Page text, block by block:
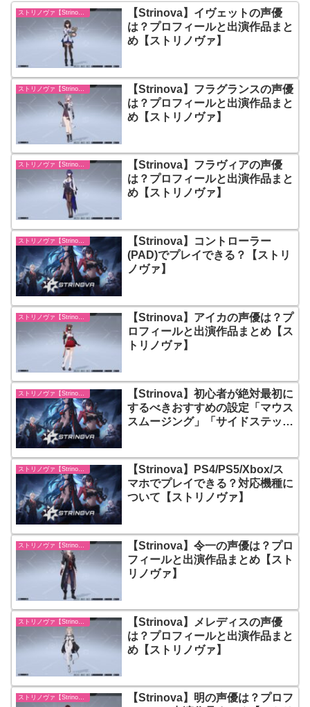
ストリノヴァ【Strinova】
【Strinova】イヴェットの声優
は？プロフィールと出演作品まと
め【ストリノヴァ】
【Strinova】フラグランスの声優
は？プロフィールと出演作品まと
め【ストリノヴァ】
ストリノヴァ【Strinova】
【Strinova】フラヴィアの声優
は？プロフィールと出演作品まと
め【ストリノヴァ】
ストリノヴァ【Strinova】
【Strinova】コントローラー
(PAD)でプレイできる？【ストリ
ノヴァ】
【Strinova】アイカの声優は？プ
ロフィールと出演作品まとめ【ス
トリノヴァ】
【Strinova】初心者が絶対最初に
するべきおすすめの設定「マウス
スムージング」「サイドステッ
ストリノヴァ【Strinova】
【Strinova】PS4/PS5/Xbox/ス
マホでプレイできる？対応機種に
ついて【ストリノヴァ】
【Strinova】令一の声優は？プロ
フィールと出演作品まとめ【スト
リノヴァ】
【Strinova】メレディスの声優
は？プロフィールと出演作品まと
め【ストリノヴァ】
ストリノヴァ【Strinova】
【Strinova】明の声優は？プロフ